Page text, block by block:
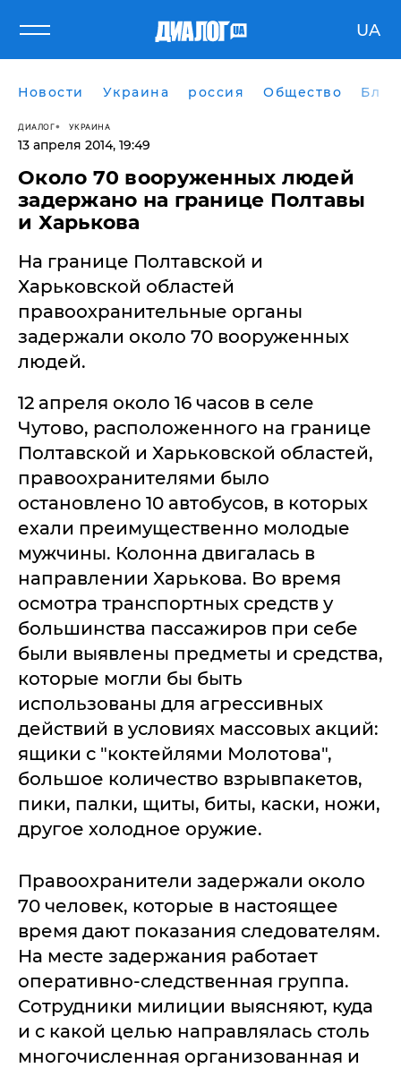
UA
Новости Украина россия Общество
ДИАЛОГ УКРАИНА
13 апреля 2014, 19:49
Около 70 вооруженных людей
задержано на границе Полтавы
и Харькова
На границе Полтавской и
Харьковской областей
правоохранительные органы
задержали около 70 вооруженных
людей.
12 апреля около 16 часов в селе
Чутово, расположенного на границе
Полтавской и Харьковской областей,
правоохранителями было
остановлено 10 автобусов, в которых
ехали преимущественно молодые
мужчины. Колонна двигалась в
направлении Харькова. Во время
осмотра транспортных средств у
большинства пассажиров при себе
были выявлены предметы и средства,
которые могли бы быть
использованы для агрессивных
действий в условиях массовых акций:
ящики с "коктейлями Молотова",
большое количество взрывпакетов,
пики, палки, щиты, биты, каски, ножи,
другое холодное оружие.
Правоохранители задержали около
70 человек, которые в настоящее
время дают показания следователям.
На месте задержания работает
оперативно-следственная группа.
Сотрудники милиции выясняют, куда
и с какой целью направлялась столь
многочисленная организованная и